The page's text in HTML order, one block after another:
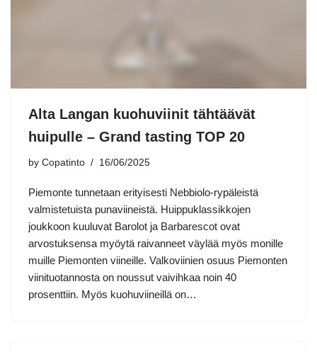
Alta Langan kuohuviinit tähtäävät
huipulle – Grand tasting TOP 20
by Copatinto 16/06/2025
Piemonte tunnetaan erityisesti Nebbiolo-rypäleistä
valmistetuista punaviineistä. Huippuklassikkojen
joukkoon kuuluvat Barolot ja Barbarescot ovat
arvostuksensa myöytä raivanneet väylää myös monille
muille Piemonten viineille. Valkoviinien osuus Piemonten
viinituotannosta on noussut vaivihkaa noin 40
prosenttiin. Myös kuohuviineillä on…